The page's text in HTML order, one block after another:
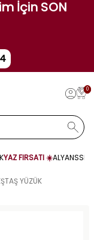
İçin SON
0
YAZ FIRSATI ☀️ALYANS
YÜZÜK